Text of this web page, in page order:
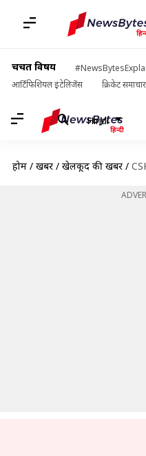
चर्चित विषय
आर्टिफिशियल इंटेलिजेंस
क्रिकेट समाचार
Hindi
होम / खबरें / खेलकूद की खबरें / CSK